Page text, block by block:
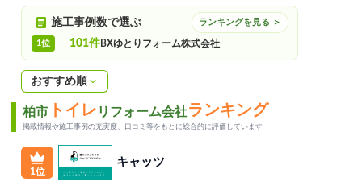
施工事例数で選ぶ ランキングを見る ＞
1位 101件BXゆとりフォーム株式会社
おすすめ順
柏市 トイレ リフォーム会社ランキング
掲載情報や施工事例の充実度、口コミ等をもとに総合的に評価しています
1位
キャッツ